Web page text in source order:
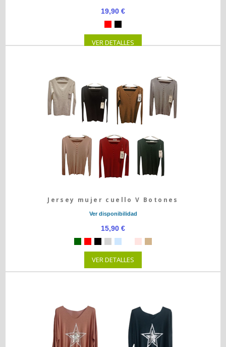
19,90 €
VER DETALLES
Jersey mujer cuello V Botones
Ver disponibilidad
15,90 €
VER DETALLES